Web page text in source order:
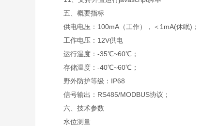
五、概要指标
供电电压：100mA（工作），＜1mA(休眠)；
工作电压：12V供电
运行温度：-35℃~60℃；
存储温度：-40℃~60℃；
野外防护等级：IP68
信号输出：RS485/MODBUS协议；
六、技术参数
水位测量